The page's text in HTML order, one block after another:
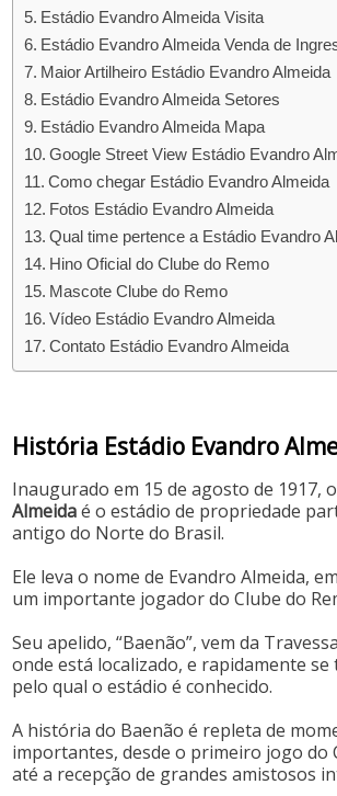
Estádio Evandro Almeida Visita
Estádio Evandro Almeida Venda de
Maior Artilheiro Estádio Evandro Almeida
Estádio Evandro Almeida Setores
Estádio Evandro Almeida Mapa
Google Street View Estádio Evandro
Como chegar Estádio Evandro Almeida
Fotos Estádio Evandro Almeida
Qual time pertence a Estádio Evandro
Hino Oficial do Clube do Remo
Mascote Clube do Remo
Vídeo Estádio Evandro Almeida
Contato Estádio Evandro Almeida
História Estádio Evandro
Inaugurado em 15 de agosto de 1917, o
Almeidaé o estádio de propriedade
antigo do Norte do Brasil.
Ele leva o nome de Evandro Almeida,
um importante jogador do Clube do
Seu apelido, “Baenão”, vem da
onde está localizado, e rapidamente
pelo qual o estádio é conhecido.
A história do Baenão é repleta de
importantes, desde o primeiro jogo do
até a recepção de grandes amistosos